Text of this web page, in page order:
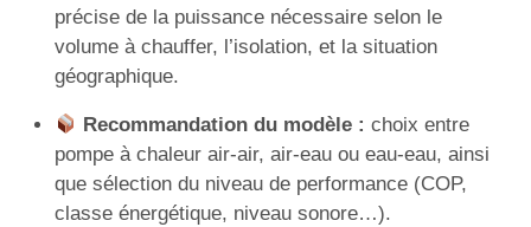
précise de la puissance nécessaire selon le
volume à chauffer, l’isolation, et la situation
géographique.
Recommandation du modèle : choix entre
pompe à chaleur air-air, air-eau ou eau-eau, ainsi
que sélection du niveau de performance (COP,
classe énergétique, niveau sonore…).